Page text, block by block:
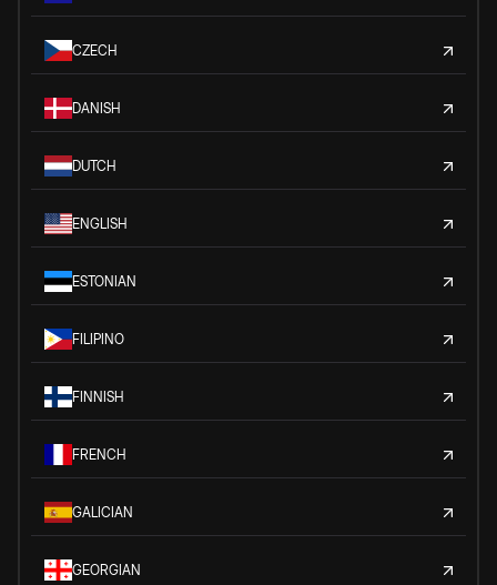
CZECH
DANISH
DUTCH
ENGLISH
ESTONIAN
FILIPINO
FINNISH
FRENCH
GALICIAN
GEORGIAN